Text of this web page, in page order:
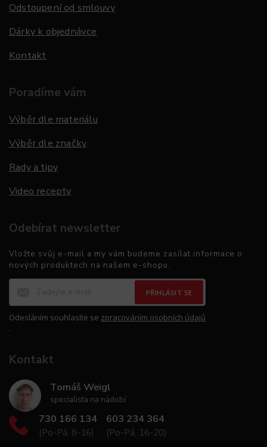
Odstoupení od smlouvy
Dárky k objednávce
Kontakt
Poradíme vám
Výběr dle materiálu
Výběr dle značky
Rady a tipy
Video recepty
Odebírat newsletter
Vložte svůj e-mail a my vám budeme zasílat informace o
nových produktech na našem e-shopu.
PŘIHLÁSIT SE
Odesláním souhlasíte se zpracováním osobních údajů
.
Kontakt
Tomáš Weigl
specialista na nádobí
730 166 134
(Po-Pá, 8-16)
603 234 364
(Po-Pá, 16-20)